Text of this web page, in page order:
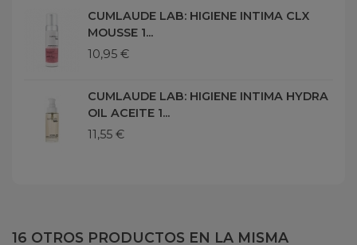
CUMLAUDE LAB: HIGIENE INTIMA CLX
MOUSSE 1...
10,95 €
CUMLAUDE LAB: HIGIENE INTIMA HYDRA
OIL ACEITE 1...
11,55 €
16 OTROS PRODUCTOS EN LA MISMA